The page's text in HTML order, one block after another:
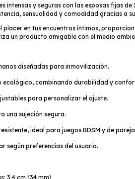
intensas y seguras con las esposas fijas
sensualidad y comodidad gracias a
en tus encuentros íntimos,
un producto amigable con el medio
diseñadas para inmovilización.
ecológico, combinando durabilidad y
para personalizar el ajuste.
una sujeción segura.
ideal para juegos BDSM y de
según preferencias del usuario.
3.4 cm (34 mm)